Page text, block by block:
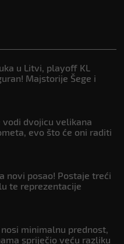
u Litvi, playoff KL
Majstorije Šege i
vodi dvojicu velikana
evo što će oni raditi
novi posao! Postaje treći
te reprezentacije
minimalnu prednost,
spriječio veću razliku